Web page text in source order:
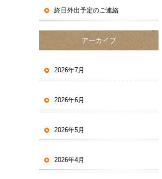
終日外出予定のご連絡
アーカイブ
2026年7月
2026年6月
2026年5月
2026年4月